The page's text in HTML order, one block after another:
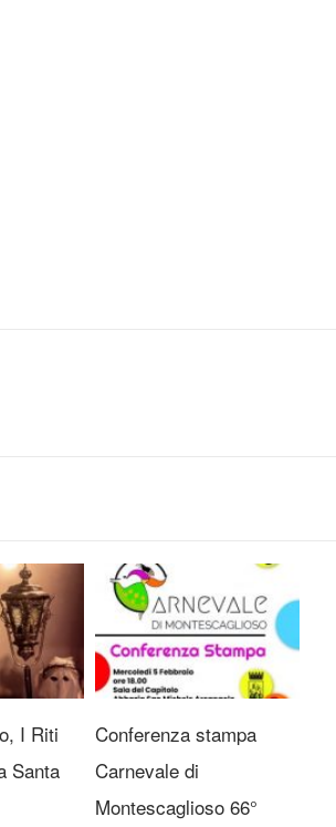
I Riti
Santa
Conferenza stampa
Carnevale di
Montescaglioso 66°